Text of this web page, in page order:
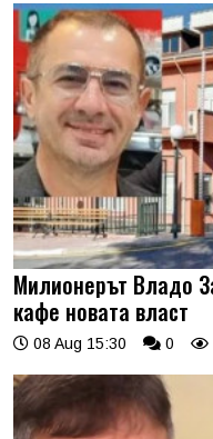
Милионерът Владо
кафе новата власт
08 Aug 15:30 0